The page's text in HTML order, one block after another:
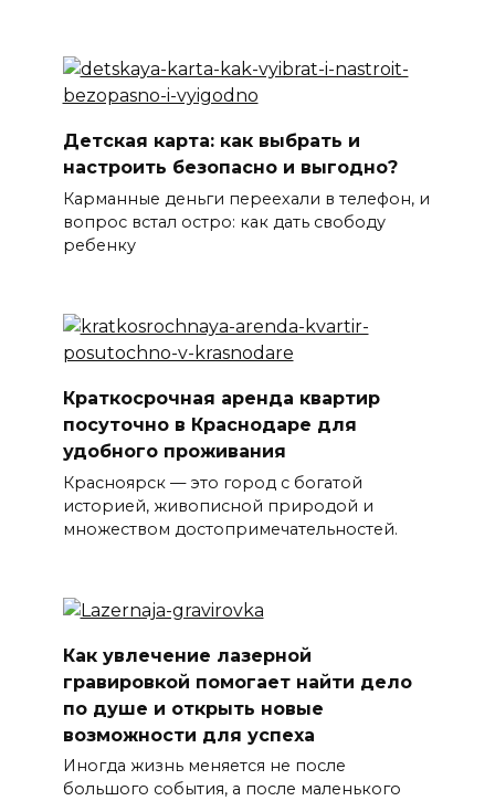
Детская карта: как выбрать и
настроить безопасно и выгодно?
Карманные деньги переехали в телефон, и
вопрос встал остро: как дать свободу
ребенку
Краткосрочная аренда квартир
посуточно в Краснодаре для
удобного проживания
Красноярск — это город с богатой
историей, живописной природой и
множеством достопримечательностей.
Как увлечение лазерной
гравировкой помогает найти дело
по душе и открыть новые
возможности для успеха
Иногда жизнь меняется не после
большого события, а после маленького